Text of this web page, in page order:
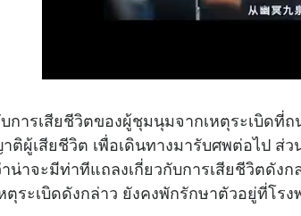
การเสียชีวิตของผู้ชุมนุมจากเหตุระเบิด
ติผู้เสียชีวิต เพื่อเดินทางมารับศพต่อไป
น่าจะมีท่าทีแถลงเกี่ยวกับการเสียชีวิตดัง
ตุระเบิดดังกล่าว ยังคงพักรักษาตัวอยู่ที่โร